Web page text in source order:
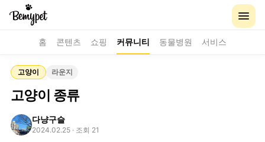
홈 콘텐츠 쇼핑 커뮤니티 동물병원 서비스
고양이 라운지
고양이 종류
다냥구슬
2024.02.25 · 조회 21